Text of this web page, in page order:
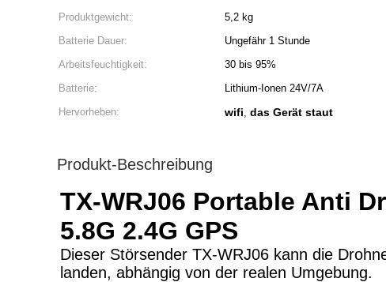
Produktgewicht:
5,2 kg
Batterie Dauer:
Ungefähr 1 Stunde
Arbeitsfeuchtigkeit:
30 bis 95%
Batterie:
Lithium-Ionen 24V/7A
Hervorheben:
wifi, das Gerät staut
Produkt-Beschreibung
TX-WRJ06 Portable Anti
5.8G 2.4G GPS
Dieser Störsender TX-WRJ06 kann die
landen, abhängig von der realen Umgebung.